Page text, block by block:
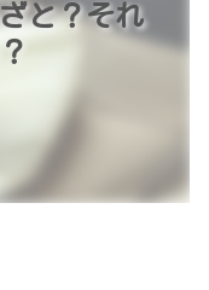
と？それ